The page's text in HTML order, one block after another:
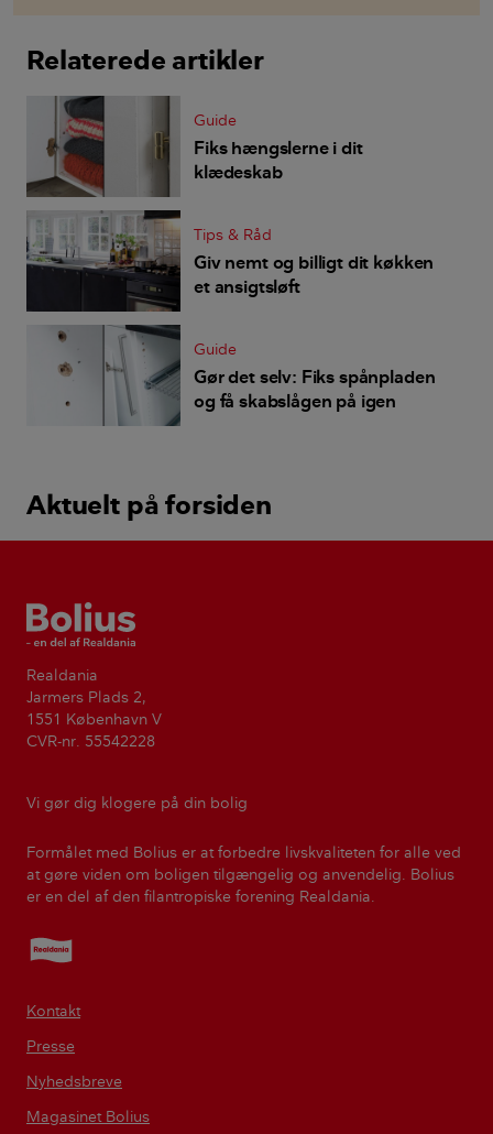
Relaterede artikler
Guide
Fiks hængslerne i dit
klædeskab
Tips & Råd
Giv nemt og billigt dit køkken
et ansigtsløft
Guide
Gør det selv: Fiks spånpladen
og få skabslågen på igen
Aktuelt på forsiden
Bolius
Realdania
Jarmers Plads 2,
1551 København V
CVR-nr. 55542228
Vi gør dig klogere på din bolig
Formålet med Bolius er at forbedre livskvaliteten for alle ved
at gøre viden om boligen tilgængelig og anvendelig. Bolius
er en del af den filantropiske forening Realdania.
Realdania
Kontakt
Presse
Nyhedsbreve
Magasinet Bolius